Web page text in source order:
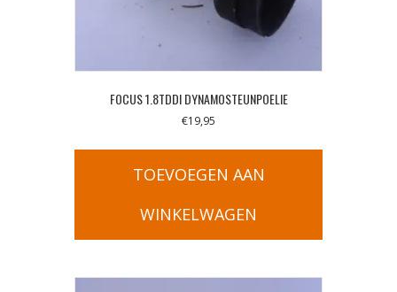
FOCUS 1.8TDDI DYNAMOSTEUNPOELIE
€19,95
TOEVOEGEN AAN
WINKELWAGEN